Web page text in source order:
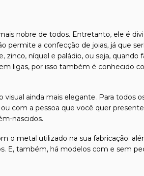
nobre de todos. Entretanto, ele é
permite a confecção de joias, já que
zinco, níquel e paládio, ou seja,
ligas, por isso também é conhecido
visual ainda mais elegante. Para todos
com a pessoa que você quer
nascidos.
o metal utilizado na sua fabricação:
E, também, há modelos com e sem